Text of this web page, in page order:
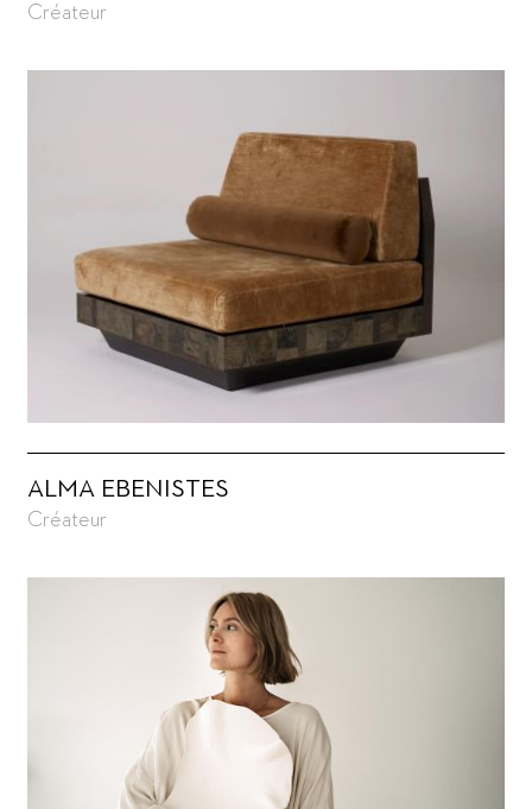
Créateur
ALMA EBENISTES
Créateur